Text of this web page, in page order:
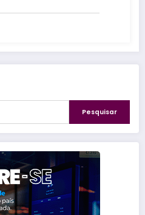
Pesquisar